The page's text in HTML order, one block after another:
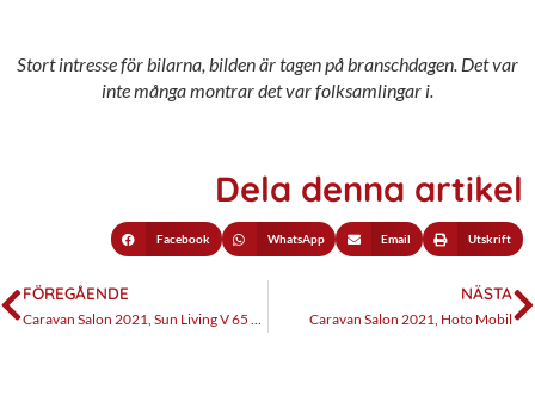
Stort intresse för bilarna, bilden är tagen på branschdagen. Det var
inte många montrar det var folksamlingar i.
Dela denna artikel
Facebook WhatsApp Email Utskrift
FÖREGÅENDE
Caravan Salon 2021, Sun Living V 65 XL
NÄSTA
Caravan Salon 2021, Hoto Mobil